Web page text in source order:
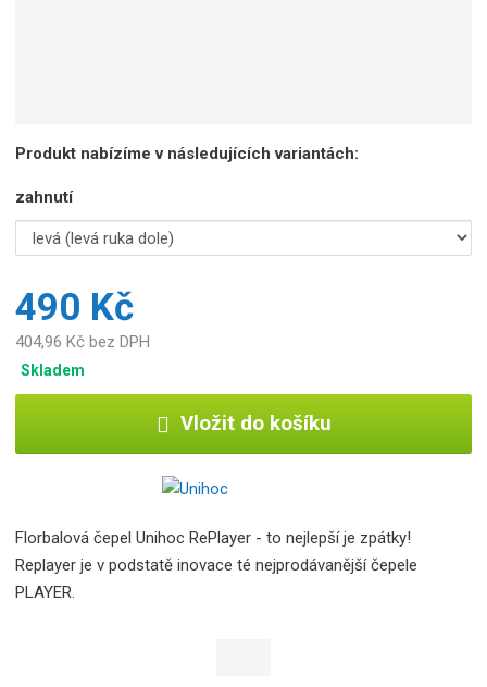
Produkt nabízíme v následujících variantách:
zahnutí
490 Kč
404,96 Kč bez DPH
Skladem
Vložit do košíku
Florbalová čepel Unihoc RePlayer - to nejlepší je zpátky!
Replayer je v podstatě inovace té nejprodávanější čepele
PLAYER.